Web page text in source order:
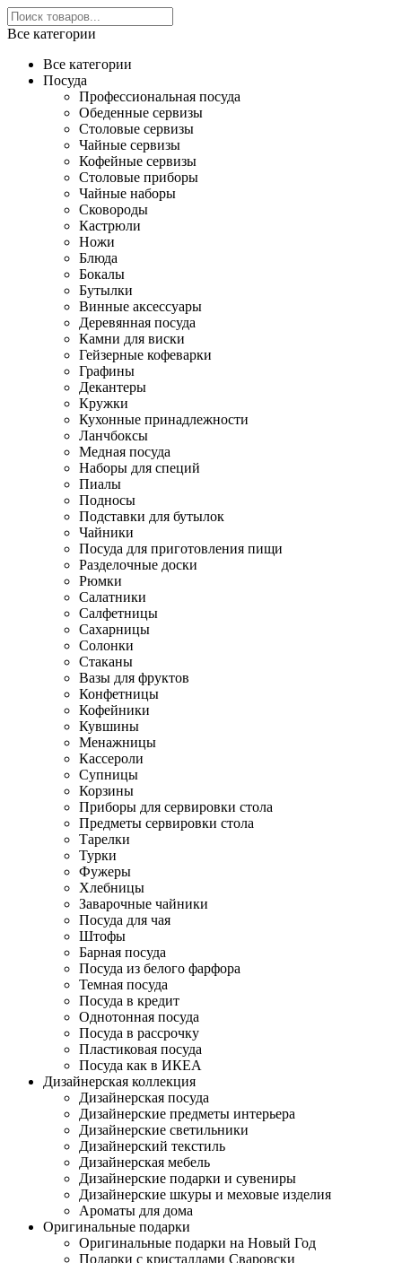
Все категории
Все категории
Посуда
Профессиональная посуда
Обеденные сервизы
Столовые сервизы
Чайные сервизы
Кофейные сервизы
Столовые приборы
Чайные наборы
Сковороды
Кастрюли
Ножи
Блюда
Бокалы
Бутылки
Винные аксессуары
Деревянная посуда
Камни для виски
Гейзерные кофеварки
Графины
Декантеры
Кружки
Кухонные принадлежности
Ланчбоксы
Медная посуда
Наборы для специй
Пиалы
Подносы
Подставки для бутылок
Чайники
Посуда для приготовления пищи
Разделочные доски
Рюмки
Салатники
Салфетницы
Сахарницы
Солонки
Стаканы
Вазы для фруктов
Конфетницы
Кофейники
Кувшины
Менажницы
Кассероли
Супницы
Корзины
Приборы для сервировки стола
Предметы сервировки стола
Тарелки
Турки
Фужеры
Хлебницы
Заварочные чайники
Посуда для чая
Штофы
Барная посуда
Посуда из белого фарфора
Темная посуда
Посуда в кредит
Однотонная посуда
Посуда в рассрочку
Пластиковая посуда
Посуда как в ИКЕА
Дизайнерская коллекция
Дизайнерская посуда
Дизайнерские предметы интерьера
Дизайнерские светильники
Дизайнерский текстиль
Дизайнерская мебель
Дизайнерские подарки и сувениры
Дизайнерские шкуры и меховые изделия
Ароматы для дома
Оригинальные подарки
Оригинальные подарки на Новый Год
Подарки с кристаллами Сваровски